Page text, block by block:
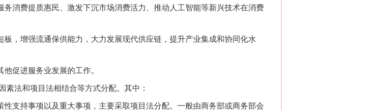
费提质惠民、激发下沉市场消费活力、推动人工智能等新兴技术在消费
增强流通保供能力，大力发展现代供应链，提升产业集成和协同化水
促进服务业发展的工作。
法和项目法相结合等方式分配。其中：
持事项以及重大事项，主要采取项目法分配。一般由商务部或商务部会